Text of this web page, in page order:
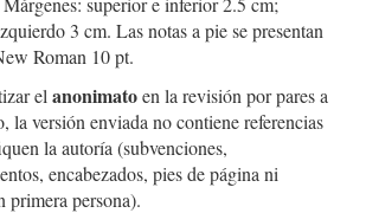
3 cm. Las notas a pie se presentan
Roman 10 pt.
el anonimatoen la revisión por pares a
la versión enviada no contiene referencias
la autoría (subvenciones,
encabezados, pies de página ni
primera persona).